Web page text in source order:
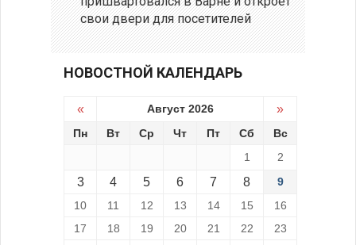
свои двери для посетителей
НОВОСТНОЙ КАЛЕНДАРЬ
« Август 2026 »
Пн Вт Ср Чт Пт Сб
Вс
1
2
3 4 5 6 7 8
9
10
11 12 13 14 15
16
17
18 19 20 21 22
23